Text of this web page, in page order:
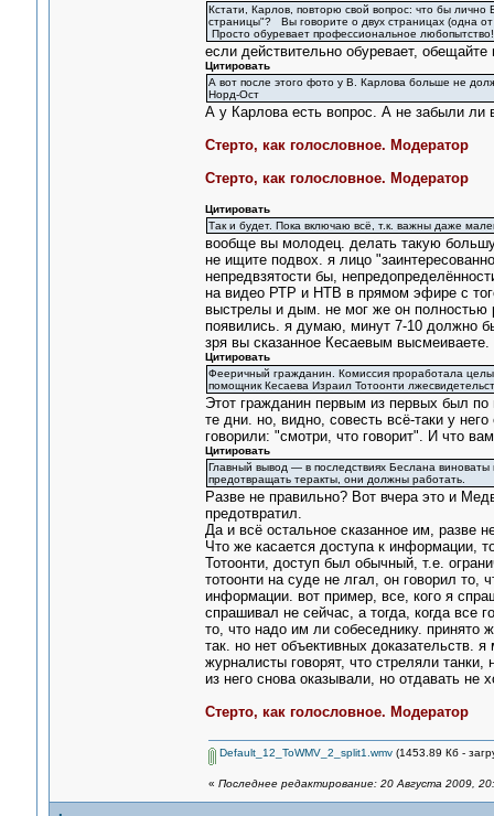
Кстати, Карлов, повторю свой вопрос: что бы
страницы"? Вы говорите о двух страницах (одна
Просто обуревает профессиональное
если действительно обуревает,
Цитировать
А вот после этого фото у В. Карлова больше не
Норд-Ост
А у Карлова есть вопрос. А не забыли
Стерто, как голословное. Модератор
Стерто, как голословное. Модератор
Цитировать
Так и будет. Пока включаю всё, т.к. важны даже
вообще вы молодец. делать такую
не ищите подвох. я лицо
непредвзятости бы,
на видео РТР и НТВ в прямом эфире с
выстрелы и дым. не мог же он полностью
появились. я думаю, минут 7-10 должно
зря вы сказанное Кесаевым высмеиваете.
Цитировать
Фееричный гражданин. Комиссия проработала
помощник Кесаева Израил Тотоонти
Этот гражданин первым из первых был
те дни. но, видно, совесть всё-таки у
говорили: "смотри, что говорит". И что
Цитировать
Главный вывод — в последствиях Беслана
предотвращать теракты, они должны работать.
Разве не правильно? Вот вчера это и
предотвратил.
Да и всё остальное сказанное им, разве
Что же касается доступа к информации,
Тотоонти, доступ был обычный, т.е.
тотоонти на суде не лгал, он говорил
информации. вот пример, все, кого я
спрашивал не сейчас, а тогда, когда все
то, что надо им ли собеседнику. принято
так. но нет объективных доказательств.
журналисты говорят, что стреляли
из него снова оказывали, но отдавать не
Стерто, как голословное. Модератор
Default_12_ToWMV_2_split1.wmv(1453.89 Кб -
« Последнее редактирование: 20 Августа 2009,